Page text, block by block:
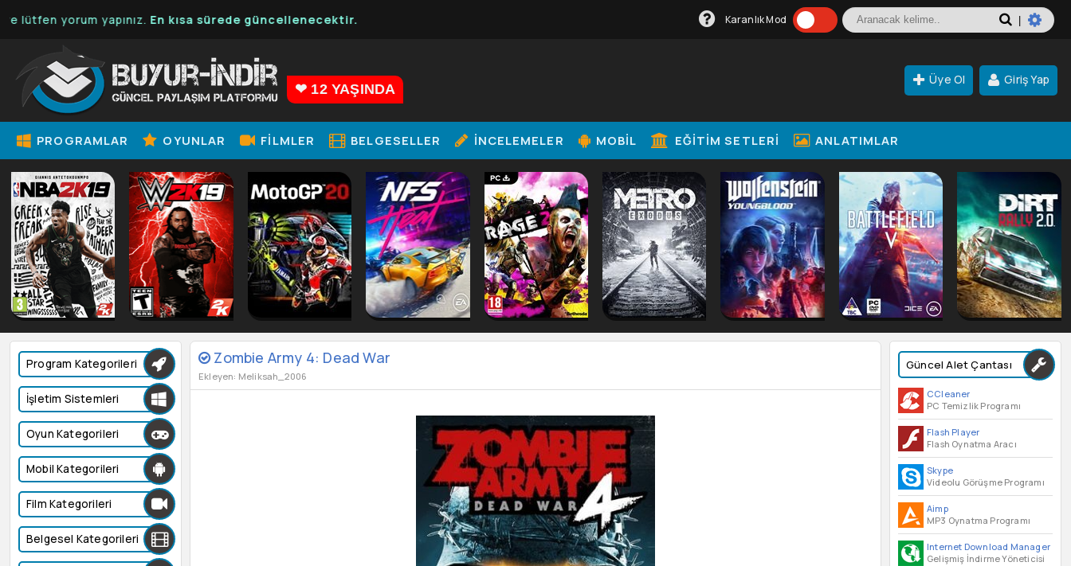
yapınız.En kısa sürede güncellenecektir. Karanlık Mod
❤ 12 YAŞINDA
Üye Ol Giriş Yap
PROGRAMLAR OYUNLAR FILMLER BELGESELLER İNCELEMELER MOBIL EĞITIM SETLERI ANLATIMLAR
Güncel Alet Çantası
CCleaner
PC Temizlik Programı
Flash Player
Flash Oynatma Aracı
Skype
Videolu Görüşme Programı
Aimp
MP3 Oynatma Programı
Internet Download Manager
Gelişmiş İndirme Yöneticisi
Program Kategorileri
İşletim Sistemleri
Oyun Kategorileri
Mobil Kategorileri
Film Kategorileri
Belgesel Kategorileri
Zombie Army 4: Dead War
Ekleyen: Meliksah_2006